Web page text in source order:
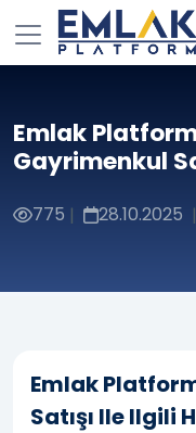
Emlak
Gayrimenkul
775 | 28.10.2025 |
Emlak
Satışı Ile Ilgili